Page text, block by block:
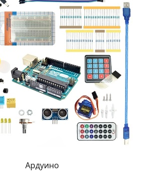
Ардуино